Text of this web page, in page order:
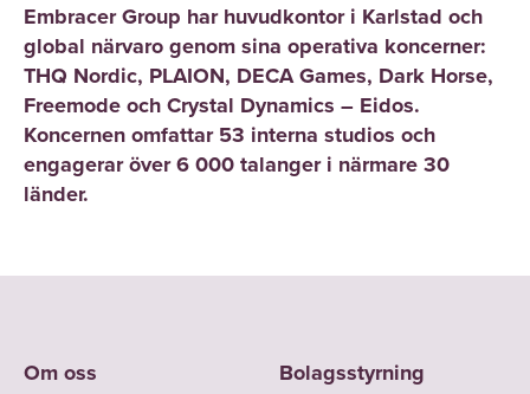
Embracer Group har huvudkontor i Karlstad och
global närvaro genom sina operativa koncerner:
THQ Nordic, PLAION, DECA Games, Dark Horse,
Freemode och Crystal Dynamics – Eidos.
Koncernen omfattar 53 interna studios och
engagerar över 6 000 talanger i närmare 30
länder.
Om oss Bolagsstyrning